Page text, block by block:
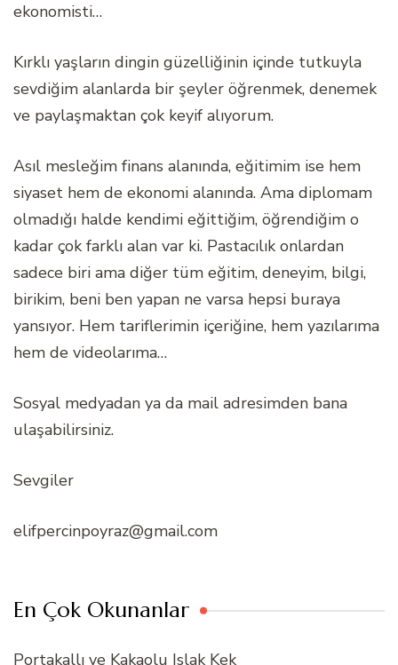
ekonomisti…
Kırklı yaşların dingin güzelliğinin içinde tutkuyla
sevdiğim alanlarda bir şeyler öğrenmek, denemek
ve paylaşmaktan çok keyif alıyorum.
Asıl mesleğim finans alanında, eğitimim ise hem
siyaset hem de ekonomi alanında. Ama diplomam
olmadığı halde kendimi eğittiğim, öğrendiğim o
kadar çok farklı alan var ki. Pastacılık onlardan
sadece biri ama diğer tüm eğitim, deneyim, bilgi,
birikim, beni ben yapan ne varsa hepsi buraya
yansıyor. Hem tariflerimin içeriğine, hem yazılarıma
hem de videolarıma…
Sosyal medyadan ya da mail adresimden bana
ulaşabilirsiniz.
Sevgiler
elifpercinpoyraz@gmail.com
En Çok Okunanlar
Portakallı ve Kakaolu Islak Kek